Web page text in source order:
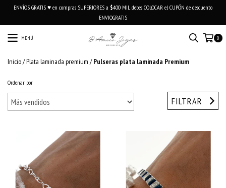
ENVÍOS GRATIS ♥ en compras SUPERIORES a $400 MIL debes COLOCAR el CUPÓN de descuento
ENVIOGRATIS
MENÚ 0
Inicio/Plata laminada premium / Pulseras plata laminada Premium
Ordenar por
FILTRAR